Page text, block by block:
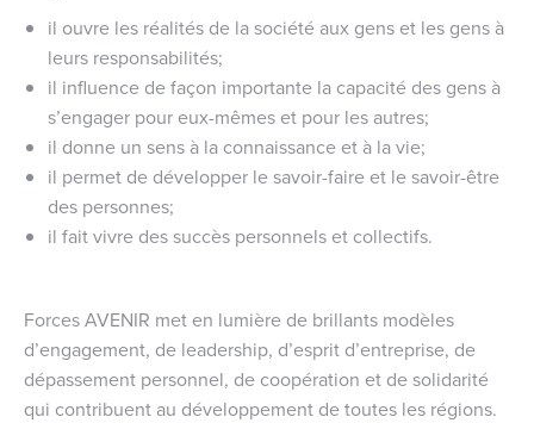
il ouvre les réalités de la société aux gens et les gens à
leurs responsabilités;
il influence de façon importante la capacité des gens à
s’engager pour eux-mêmes et pour les autres;
il donne un sens à la connaissance et à la vie;
il permet de développer le savoir-faire et le savoir-être
des personnes;
il fait vivre des succès personnels et collectifs.
Forces AVENIR met en lumière de brillants modèles
d’engagement, de leadership, d’esprit d’entreprise, de
dépassement personnel, de coopération et de solidarité
qui contribuent au développement de toutes les régions.